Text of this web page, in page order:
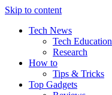
Skip to content
Tech News
Tech Education
Research
How to
Tips & Tricks
Top Gadgets